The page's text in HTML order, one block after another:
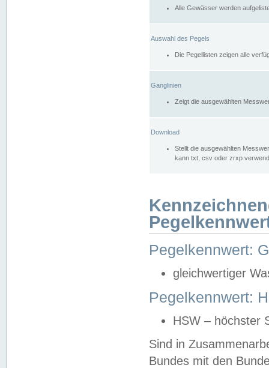
Alle Gewässer werden
Auswahl des Pegels
Die Pegellisten zeigen alle
Ganglinien
Zeigt die ausgewählten
Download
Stellt die ausgewählten
kann txt, csv oder zrxp
Pegelkennwert:
gleichwertiger
Pegelkennwert:
HSW – höchster
Sind in
Bundes mit den